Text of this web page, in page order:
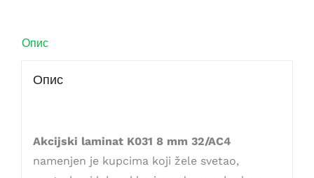
Опис
Опис
Akcijski laminat K031 8 mm 32/AC4
namenjen je kupcima koji žele svetao,